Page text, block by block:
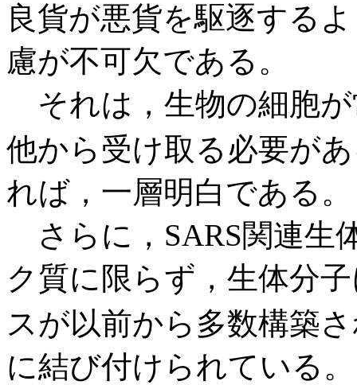
良貨が悪貨を駆逐する
慮が不可欠である。
それは，生物の細胞
他から受け取る必要が
れば，一層明白である。
さらに，SARS関連生
ク質に限らず，生体分
スが以前から多数構築
に結び付けられている